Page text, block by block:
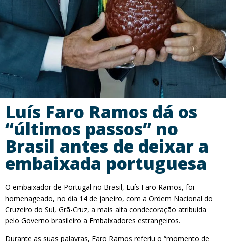
Luís Faro Ramos dá os
“últimos passos” no
Brasil antes de deixar a
embaixada portuguesa
O embaixador de Portugal no Brasil, Luís Faro Ramos, foi
homenageado, no dia 14 de janeiro, com a Ordem Nacional do
Cruzeiro do Sul, Grã-Cruz, a mais alta condecoração atribuída
pelo Governo brasileiro a Embaixadores estrangeiros.
Durante as suas palavras, Faro Ramos referiu o “momento de